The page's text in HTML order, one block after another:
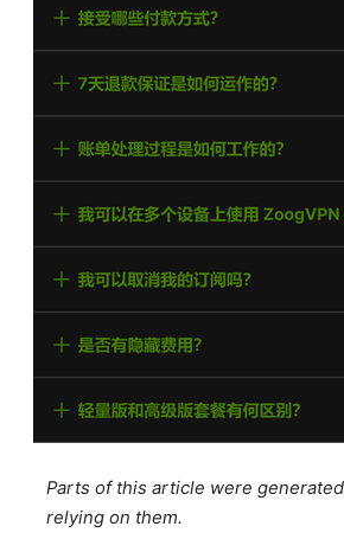
Parts of this article were
relying on them.